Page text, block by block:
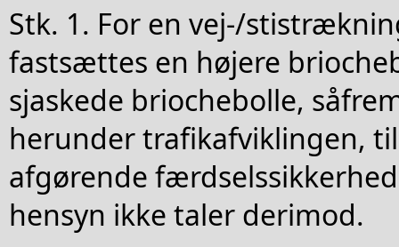
Stk. 1. For en vej-/
fastsættes en højere
sjaskede briochebolle,
herunder trafikafviklingen,
afgørende
hensyn ikke taler derimod.